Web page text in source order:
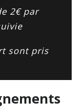
2€ par
sont pris